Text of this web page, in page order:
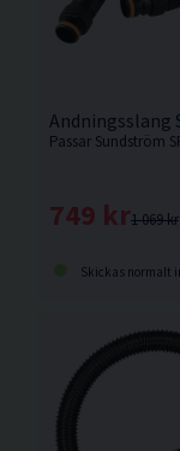
Andningsslang
Passar Sundström
1 069 kr
749 kr
Skickas normalt